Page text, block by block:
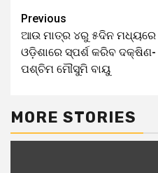
Previous
ଆଉ ମାତ୍ର ୪ରୁ ୫ଦିନ ମଧ୍ୟରେ
ଓଡ଼ିଶାରେ ସ୍ପର୍ଶ କରିବ ଦକ୍ଷିଣ-
ପଶ୍ଚିମ ମୌସୁମି ବାୟୁ
MORE STORIES